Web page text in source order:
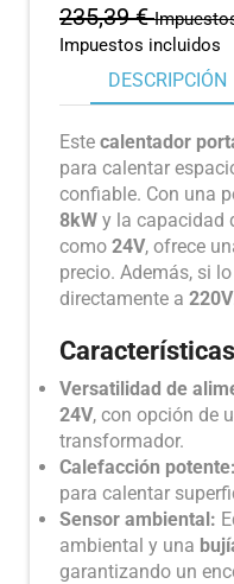
235,39€
Impuestos incluidos
DESCRIPCIÓN
Este calentador
para calentar
confiable. Con una
8kW y la capacidad
como 24V, ofrece
precio. Además, si
directamente a 220V
Versatilidad de
24V, con opción de
transformador.
Calefacción potente:
para calentar
Sensor ambiental:
ambiental y una
garantizando un